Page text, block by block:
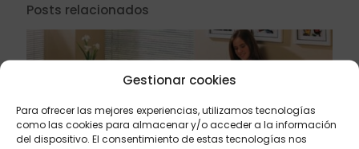
Gestionar cookies
Para ofrecer las mejores experiencias, utilizamos tecnologías
como las cookies para almacenar y/o acceder a la información
del dispositivo. El consentimiento de estas tecnologías nos
Posts relacionados